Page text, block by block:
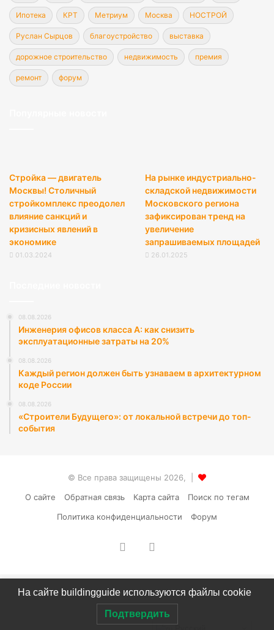
Ипотека КРТ Метриум Москва НОСТРОЙ
Руслан Сырцов благоустройство выставка
дорожное строительство недвижимость премия
ремонт форум
Стройка — двигатель
Москвы! Столичный
стройкомплекс преодолел
влияние санкций и
кризисных явлений в
экономике
01.03.2024
На рынке индустриально-
складской недвижимости
Московского региона
зафиксирован тренд на
увеличение
запрашиваемых площадей
26.01.2025
08.08.2026
Инженерия офисов класса А: как снизить
эксплуатационные затраты на 20%
08.08.2026
Каждый регион должен быть узнаваем в архитектурном
коде России
08.08.2026
«Строители Будущего»: от локальной встречи до топ-
события
© Все права защищены 2026, |
О сайте
Обратная связь Карта сайта
Поиск по тегам
Политика конфиденциальности
Форум
vk.com
На сайте buildingguide используются файлы cookie
Подтвердить